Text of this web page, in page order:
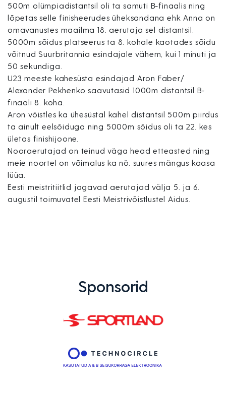
500m olümpiadistantsil oli ta samuti B-finaalis ning
lõpetas selle finisheerudes üheksandana ehk Anna on
omavanustes maailma 18. aerutaja sel distantsil.
5000m sõidus platseerus ta 8. kohale kaotades sõidu
võitnud Suurbritannia esindajale vähem, kui 1 minuti ja
50 sekundiga.
U23 meeste kahesüsta esindajad Aron Faber/
Alexander Pekhenko saavutasid 1000m distantsil B-
finaali 8. koha.
Aron võistles ka ühesüstal kahel distantsil 500m piirdus
ta ainult eelsõiduga ning 5000m sõidus oli ta 22. kes
ületas finishijoone.
Nooraerutajad on teinud väga head etteasted ning
meie noortel on võimalus ka nö. suures mängus kaasa
lüüa.
Eesti meistritiitlid jagavad aerutajad välja 5. ja 6.
augustil toimuvatel Eesti Meistrivõistlustel Aidus.
Sponsorid